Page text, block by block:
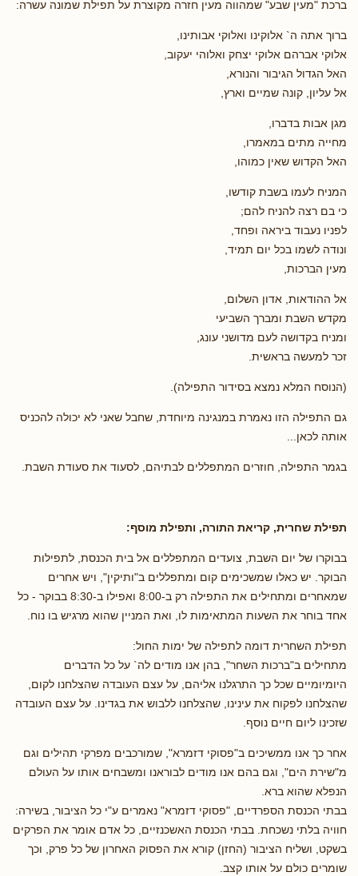
ברכת "מעין שבע" שמהווה מעין חזרה מקוצרת על תפילת שמונה עשרה:
ברוך אתה ה` אלוקינו ואלוקי אבותינו,
אלוקי אברהם אלוקי יצחק ואלוהי יעקוב,
האל הגדול הגיבור והנורא,
אל עליון, קונה שמיים וארץ,
מגן אבות בדברו,
מחייה מתים במאמרו,
האל הקדוש שאין כמוהו,
המניח לעמו בשבת קודשו,
כי בם רצה להניח להם;
לפניו נעבוד ביראה ופחד,
ונודה לשמו בכל יום תמיד,
מעין הברכות,
אל ההודאות, אדון השלום,
מקדש השבת ומברך השביעי
ומניח בקדושה לעם מדושני עונג,
זכר למעשה בראשית.
(הנוסח המלא נמצא בסידור התפילה).
גם התפילה הזו נאמרת במנגינה מיוחדת, שחבל שאני לא יכולה להכניס
אותה לכאן...
בגמר התפילה, חוזרים המתפללים לבתיהם, לסעוד את סעודת השבת.
תפילת שחרית, קריאת התורה, ותפילת מוסף:
בבוקרו של יום השבת, צועדים המתפללים אל בית הכנסת, לתפילות
הבוקר. יש כאלו שמשכימים קום ומתפללים ב"ותיקין", ויש אחרים
שמאחרים ומתחילים את התפילה רק ב-8:00 ואפילו ב-8:30 בבוקר - כל
אחד בוחר את השעות המתאימות לו, ואת המניין שהוא מרגיש בו נוח.
תפילת השחרית דומה לתפילה של ימות החול:
מתחילים ב"ברכות השחר", בהן אנו מודים לה` על כל הדברים
היומיומיים שכל כך התרגלנו אליהם, על עצם העובדה שהצלחנו לקום,
שהצלחנו לפקוח את עינינו, שהצלחנו ללבוש את בגדינו. על עצם העובדה
שזכינו ליום חיים נוסף.
אחר כך אנו ממשיכים ב"פסוקי דזמרא", שמורכבים מפרקי תהילים וגם
מ"שירת הים", וגם בהם אנו מודים לבוראנו ומשבחים אותו על העולם
הנפלא שהוא ברא.
בבתי הכנסת הספרדיים, "פסוקי דזמרא" נאמרים ע"י כל הציבור, בשירה:
חוויה בלתי נשכחת. בבתי הכנסת האשכנזיים, כל אדם אומר את הפרקים
בשקט, ושליח הציבור (החזן) קורא את הפסוק האחרון של כל פרק, וכך
שומרים כולם על אותו קצב.